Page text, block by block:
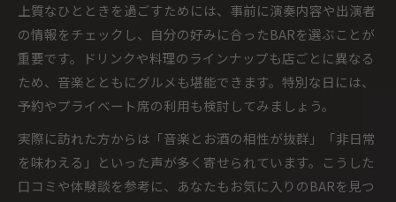
上質なひとときを過ごすためには、事前に演奏内容や出演者
の情報をチェックし、自分の好みに合ったBARを選ぶことが
重要です。ドリンクや料理のラインナップも店ごとに異なる
ため、音楽とともにグルメも堪能できます。特別な日には、
予約やプライベート席の利用も検討してみましょう。
実際に訪れた方からは「音楽とお酒の相性が抜群」「非日常
を味わえる」といった声が多く寄せられています。こうした
口コミや体験談を参考に、あなたもお気に入りのBARを見つ